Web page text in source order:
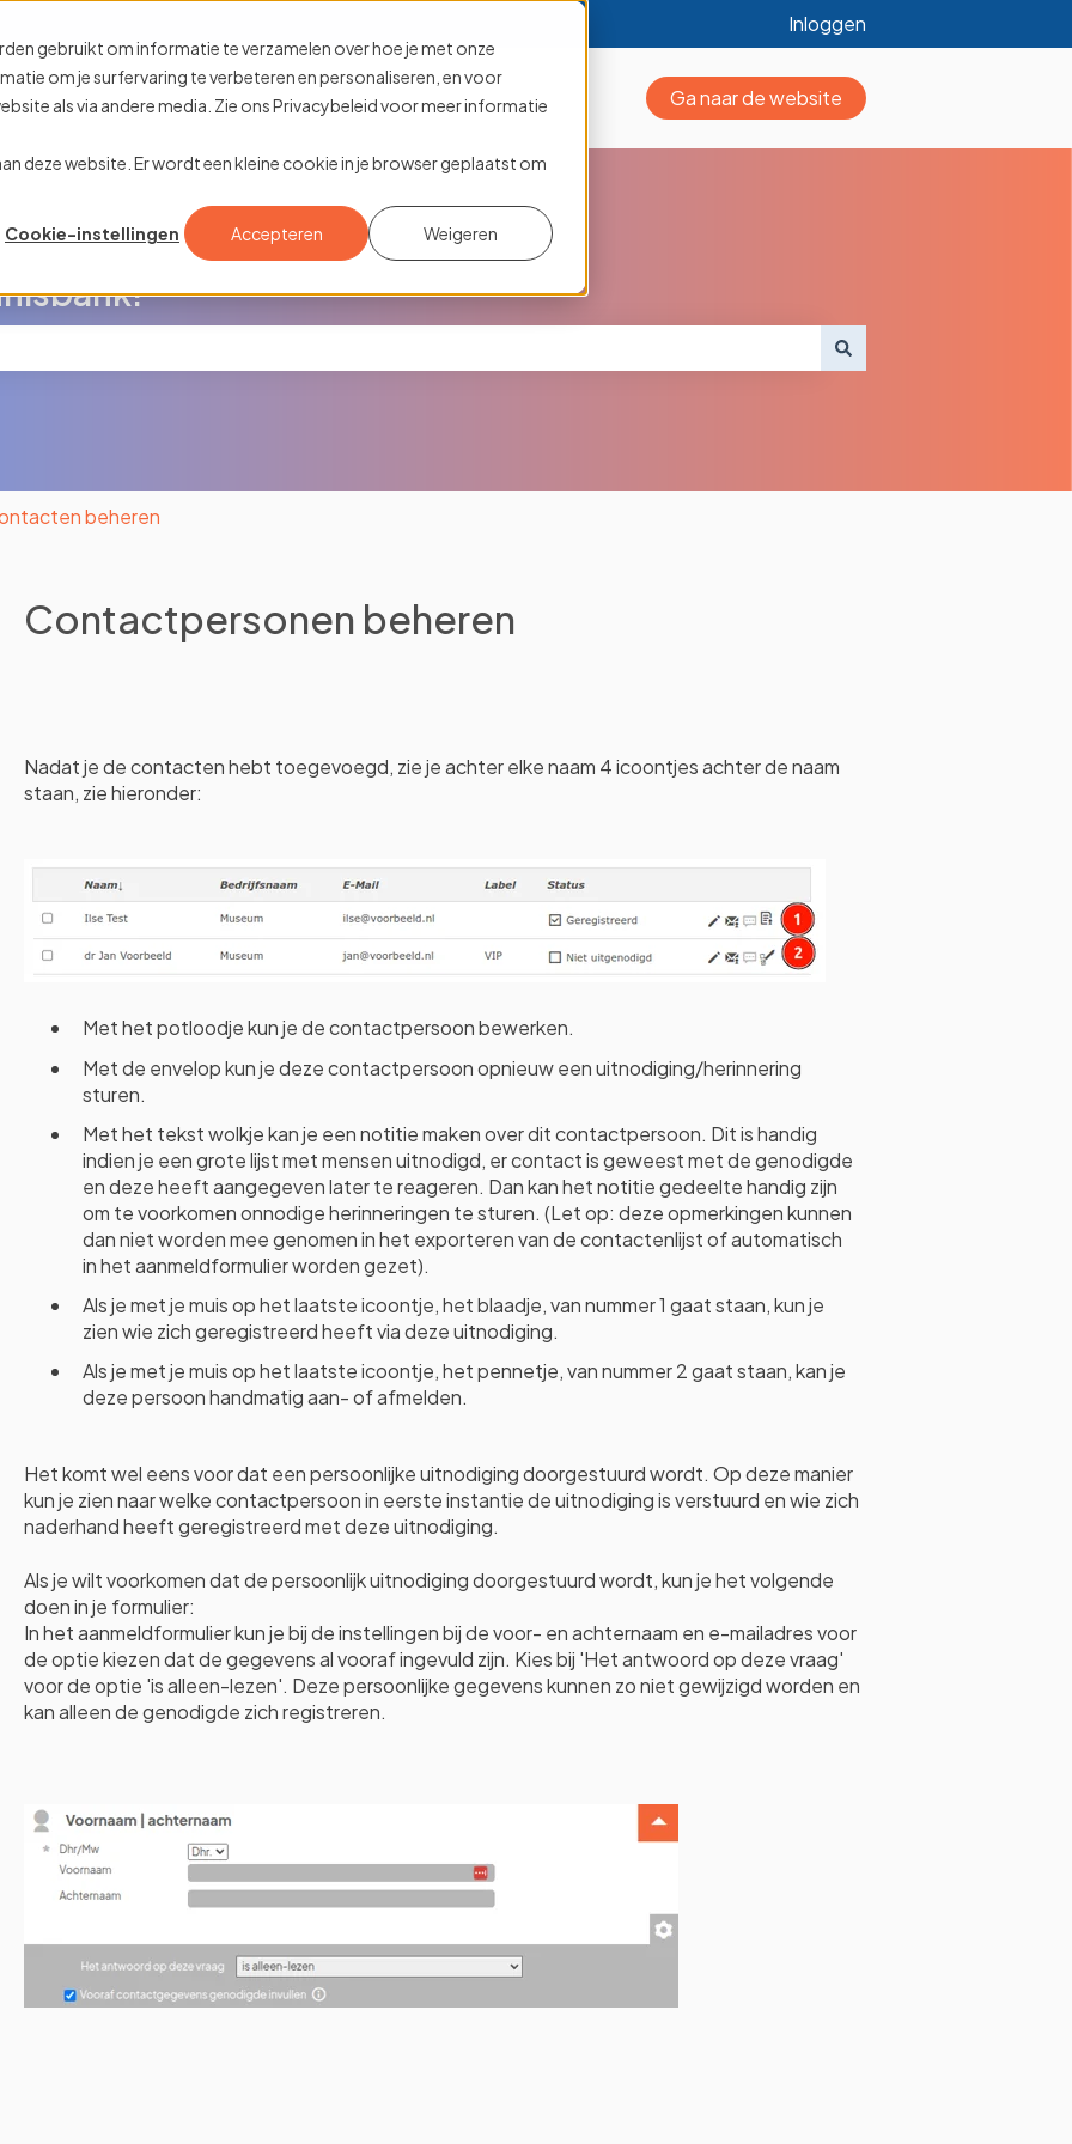
gebruikt om informatie te verzamelen over hoe je met onze
om je surfervaring te verbeteren en personaliseren, en voor
als via andere media. Zie ons Privacybeleid voor meer informatie
deze website. Er wordt een kleine cookie in je browser geplaatst om
Cookie-instellingen
Accepteren Weigeren
Inloggen
Ga naar de website
beheren
Contactpersonen beheren
Nadat je de contacten hebt toegevoegd, zie je achter elke naam 4 icoontjes achter de naam
staan, zie hieronder:
Met het potloodje kun je de contactpersoon bewerken.
Met de envelop kun je deze contactpersoon opnieuw een uitnodiging/herinnering
sturen.
Met het tekst wolkje kan je een notitie maken over dit contactpersoon. Dit is handig
indien je een grote lijst met mensen uitnodigd, er contact is geweest met de genodigde
en deze heeft aangegeven later te reageren. Dan kan het notitie gedeelte handig zijn
om te voorkomen onnodige herinneringen te sturen. (Let op: deze opmerkingen kunnen
dan niet worden mee genomen in het exporteren van de contactenlijst of automatisch
in het aanmeldformulier worden gezet).
Als je met je muis op het laatste icoontje, het blaadje, van nummer 1 gaat staan, kun je
zien wie zich geregistreerd heeft via deze uitnodiging.
Als je met je muis op het laatste icoontje, het pennetje, van nummer 2 gaat staan, kan je
deze persoon handmatig aan- of afmelden.
Het komt wel eens voor dat een persoonlijke uitnodiging doorgestuurd wordt. Op deze manier
kun je zien naar welke contactpersoon in eerste instantie de uitnodiging is verstuurd en wie zich
naderhand heeft geregistreerd met deze uitnodiging.
Als je wilt voorkomen dat de persoonlijk uitnodiging doorgestuurd wordt, kun je het volgende
doen in je formulier:
In het aanmeldformulier kun je bij de instellingen bij de voor- en achternaam en e-mailadres voor
de optie kiezen dat de gegevens al vooraf ingevuld zijn. Kies bij 'Het antwoord op deze vraag'
voor de optie 'is alleen-lezen'. Deze persoonlijke gegevens kunnen zo niet gewijzigd worden en
kan alleen de genodigde zich registreren.